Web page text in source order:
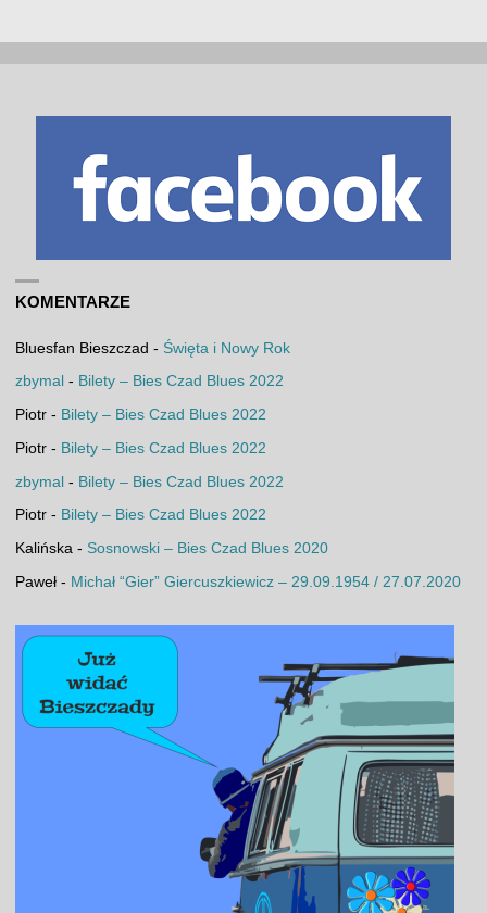
KOMENTARZE
Bluesfan Bieszczad - Święta i Nowy Rok
zbymal - Bilety – Bies Czad Blues 2022
Piotr- Bilety – Bies Czad Blues 2022
Piotr- Bilety – Bies Czad Blues 2022
zbymal- Bilety – Bies Czad Blues 2022
Piotr- Bilety – Bies Czad Blues 2022
Kalińska- Sosnowski – Bies Czad Blues 2020
Paweł- Michał “Gier” Giercuszkiewicz – 29.09.1954 / 27.07.2020